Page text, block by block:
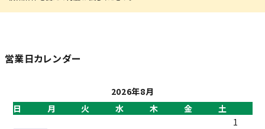
プライバシーポリシー
お問い合わせ
営業日カレンダー
2026年8月
日
月 火 水 木 金
土
1